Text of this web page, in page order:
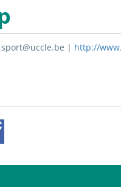
| http://